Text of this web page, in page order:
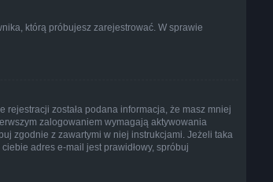
którą próbujesz zarejestrować. W sprawie
rejestracji została podana informacja, że masz mniej
zalogowaniem wymagają aktywowania
zgodnie z zawartymi w niej instrukcjami. Jeżeli taka
adres e-mail jest prawidłowy, spróbuj